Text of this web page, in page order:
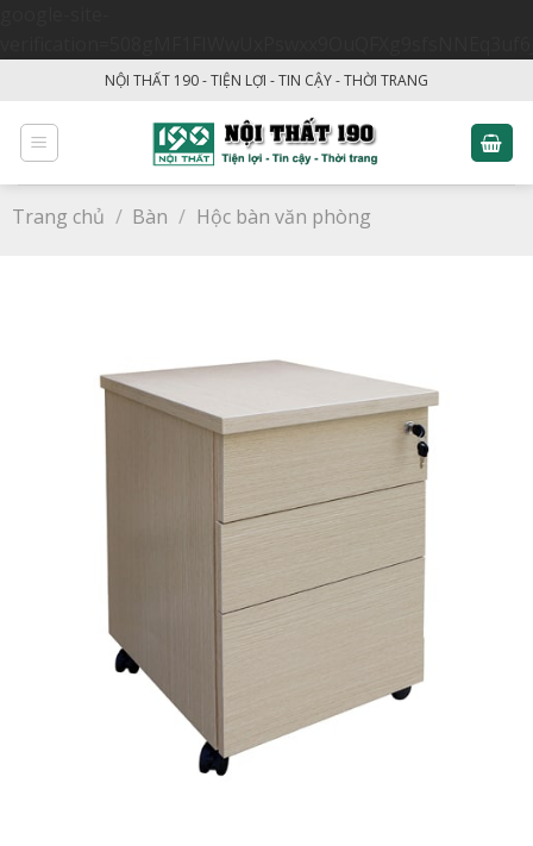
content
NỘI THẤT 190 - TIỆN LỢI - TIN CẬY - THỜI TRANG
Trang chủ / Bàn / Hộc bàn văn phòng